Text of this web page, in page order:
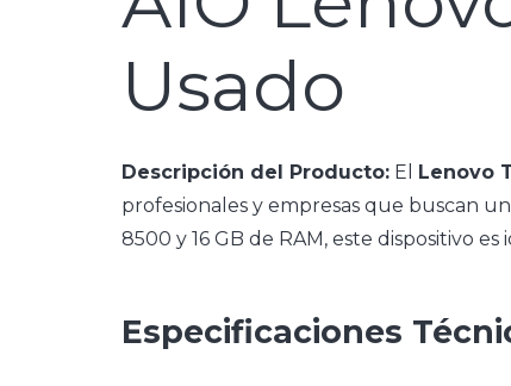
Usado
Descripción del Producto: El Lenovo
profesionales y empresas que buscan
8500 y 16 GB de RAM, este dispositivo
Especificaciones